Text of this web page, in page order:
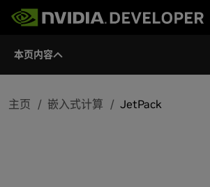
首页
论坛
文档
下载
Jetson
产品模组
合作伙伴
社区
本页内容
主页 嵌入式计算 JetPack